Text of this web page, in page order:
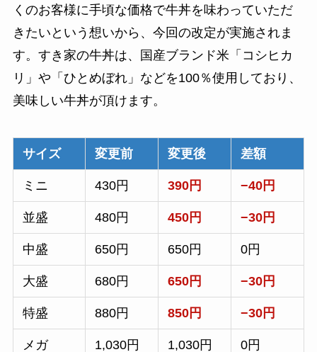
くのお客様に手頃な価格で牛丼を味わっていただ
きたいという想いから、今回の改定が実施されま
す。すき家の牛丼は、国産ブランド米「コシヒカ
リ」や「ひとめぼれ」などを100％使用しており、
美味しい牛丼が頂けます。
サイズ 変更前 変更後 差額
ミニ 430円 390円 −40円
並盛 480円 450円 −30円
中盛 650円 650円 0円
大盛 680円 650円 −30円
特盛 880円 850円 −30円
メガ 1,030円 1,030円 0円